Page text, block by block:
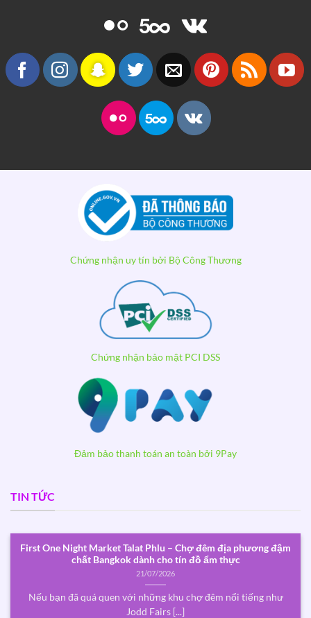
Chứng nhận uy tín bởi Bộ Công Thương
Chứng nhận bảo mật PCI DSS
Đảm bảo thanh toán an toàn bởi 9Pay
TIN TỨC
First One Night Market Talat Phlu – Chợ đêm địa phương đậm
chất Bangkok dành cho tín đồ ẩm thực
21/07/2026
Nếu bạn đã quá quen với những khu chợ đêm nổi tiếng như
Jodd Fairs [...]